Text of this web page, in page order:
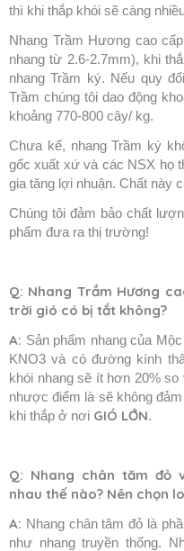
thì khi thắp khói sẽ càng
Nhang Trầm Hương cao
nhang từ 2.6-2.7mm), khi
nhang Trầm ký. Nếu quy
Trầm chúng tôi dao động
khoảng 770-800 cây/ kg.
Chưa kể, nhang Trầm ký
gốc xuất xứ và các NSX họ
gia tăng lợi nhuận. Chất này
Chúng tôi đảm bảo chất
phẩm đưa ra thị trường!
Q: Nhang Trầm Hương
trời gió có bị tắt không?
A: Sản phẩm nhang của
KNO3 và có đường kính
khói nhang sẽ ít hơn 20%
nhược điểm là sẽ không
khi thắp ở nơi GIÓ LỚN.
Q: Nhang chân tăm đỏ
nhau thế nào? Nên chọn
A: Nhang chân tăm đỏ là
như nhang truyền thống.